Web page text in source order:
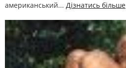
американський... Дізнатись більше